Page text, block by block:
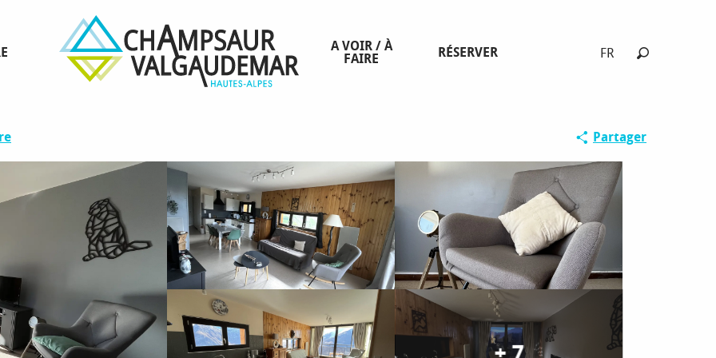
FR
A VOIR / À
FAIRE
RÉSERVER
Le Queyrelet 3 n°51B
Partager